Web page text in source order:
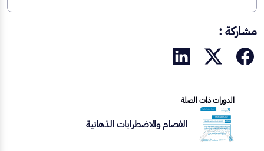
مشاركة :
الدورات ذات الصلة
الفصام والاضطرابات الذهانية